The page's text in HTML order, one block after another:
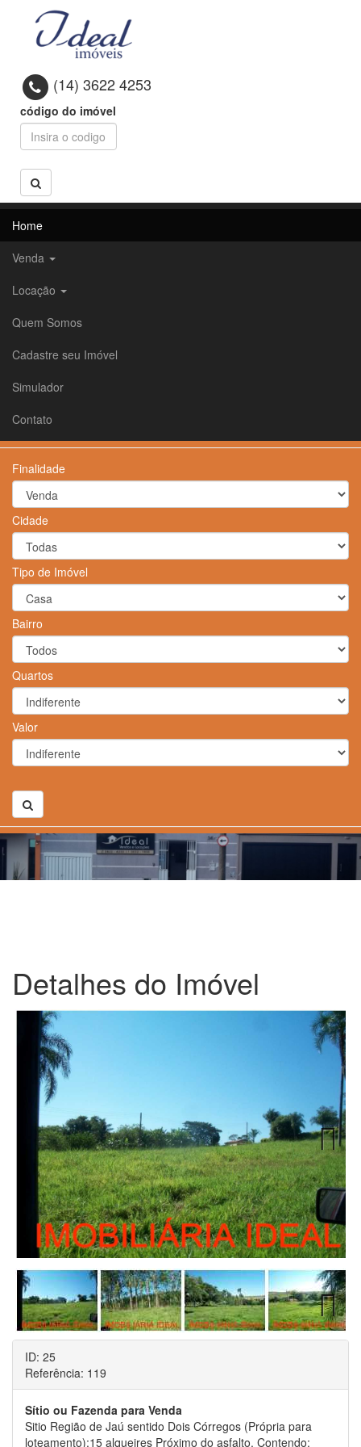
(14) 3622 4253
código do imóvel
Home
Venda
Locação
Quem Somos
Cadastre seu Imóvel
Simulador
Contato
Finalidade
Cidade
Tipo de Imóvel
Bairro
Quartos
Valor
Detalhes do Imóvel
Next
Next
ID: 25
Referência: 119
Sítio ou Fazenda para Venda
Sitio Região de Jaú sentido Dois Córregos (Própria para
loteamento):15 alqueires Próximo do asfalto. Contendo: